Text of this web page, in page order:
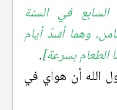
في السنة
وهما أشدّ أيام
الطعام بسرعة].
الله أن هواي في